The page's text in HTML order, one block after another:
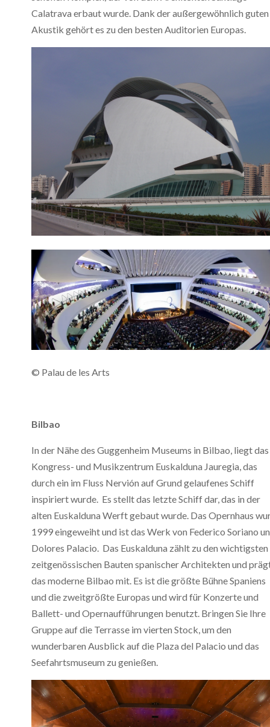
Calatrava erbaut wurde. Dank der außergewöhnlich guten
Akustik gehört es zu den besten Auditorien Europas.
© Palau de les Arts
Bilbao
In der Nähe des Guggenheim Museums in Bilbao, liegt das
Kongress- und Musikzentrum Euskalduna Jauregia, das
durch ein im Fluss Nervión auf Grund gelaufenes Schiff
inspiriert wurde. Es stellt das letzte Schiff dar, das in der
alten Euskalduna Werft gebaut wurde. Das Opernhaus
1999 eingeweiht und ist das Werk von Federico Soriano
Dolores Palacio. Das Euskalduna zählt zu den wichtigsten
zeitgenössischen Bauten spanischer Architekten und
das moderne Bilbao mit. Es ist die größte Bühne Spaniens
und die zweitgrößte Europas und wird für Konzerte und
Ballett- und Opernaufführungen benutzt. Bringen Sie Ihre
Gruppe auf die Terrasse im vierten Stock, um den
wunderbaren Ausblick auf die Plaza del Palacio und das
Seefahrtsmuseum zu genießen.